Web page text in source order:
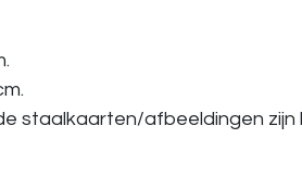
staalkaarten/afbeeldingen zijn